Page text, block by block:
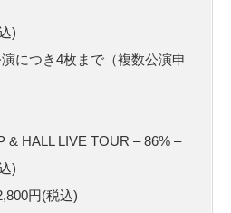
)
につき4枚まで（複数公演申
& HALL LIVE TOUR – 86% –
)
円(税込)